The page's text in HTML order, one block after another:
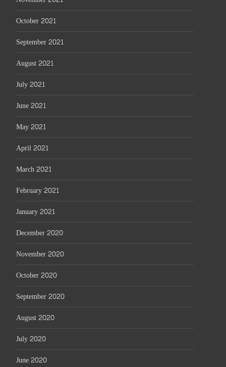
October 2021
September 2021
August 2021
July 2021
June 2021
May 2021
April 2021
March 2021
February 2021
January 2021
December 2020
November 2020
October 2020
September 2020
August 2020
July 2020
June 2020